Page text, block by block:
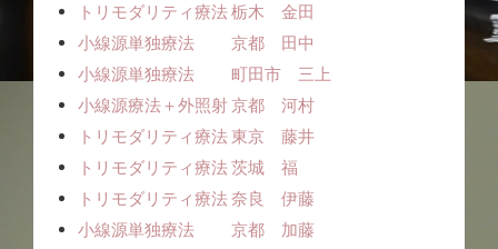
トリモダリティ療法 栃木 金田
小線源単独療法 京都 田中
小線源単独療法 町田市 三上
小線源療法＋外照射 京都 河村
トリモダリティ療法 東京 藤井
トリモダリティ療法 茨城 福
トリモダリティ療法 奈良 伊藤
小線源単独療法 京都 加藤